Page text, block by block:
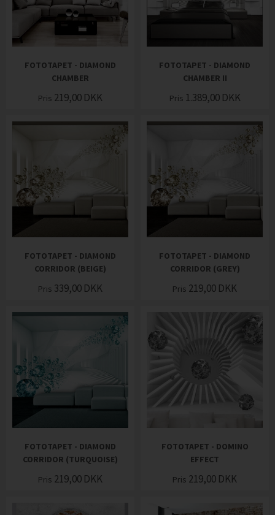
FOTOTAPET - DIAMOND
CHAMBER
Pris 219,00 DKK
FOTOTAPET - DIAMOND
CHAMBER II
Pris 1.389,00 DKK
FOTOTAPET - DIAMOND
CORRIDOR (BEIGE)
Pris 339,00 DKK
FOTOTAPET - DIAMOND
CORRIDOR (GREY)
Pris 219,00 DKK
FOTOTAPET - DIAMOND
CORRIDOR (TURQUOISE)
Pris 219,00 DKK
FOTOTAPET - DOMINO
EFFECT
Pris 219,00 DKK